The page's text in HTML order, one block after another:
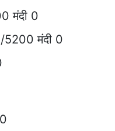
मंदी 0
5200 मंदी 0